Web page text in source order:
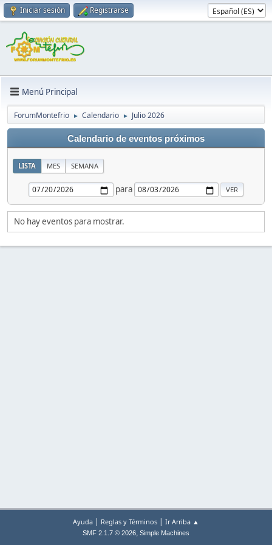
Iniciar sesión Registrarse
Menú Principal
ForumMontefrio ► Calendario ► Julio 2026
Calendario de eventos próximos
LISTA MES SEMANA
para
No hay eventos para mostrar.
Ayuda | Reglas y Términos | Ir Arriba ▲
SMF 2.1.7 © 2026, Simple Machines